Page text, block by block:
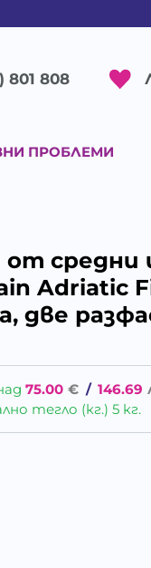
801 808
ПРОБЛЕМИ
средни
Adriatic
две
75.00 € / 146.69
тегло (кг.) 5 кг.